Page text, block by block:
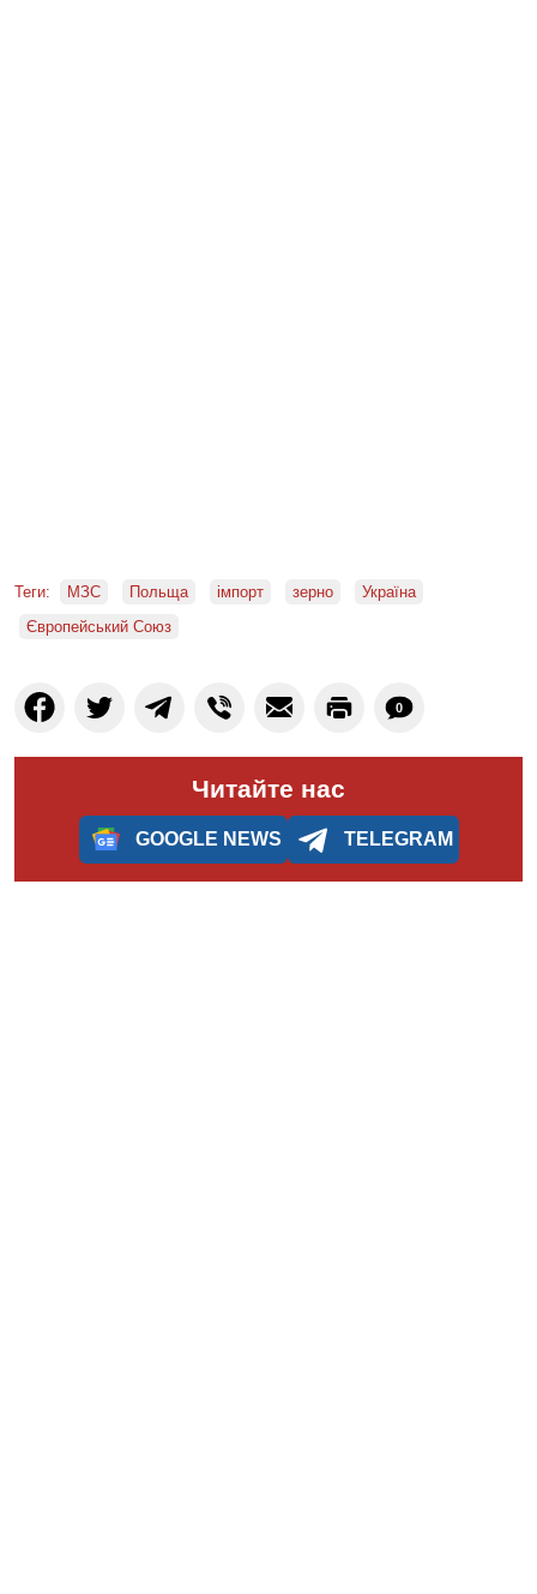
Теги: МЗС Польща імпорт зерно
Україна
Європейський Союз
0
Читайте нас
GOOGLE NEWS TELEGRAM